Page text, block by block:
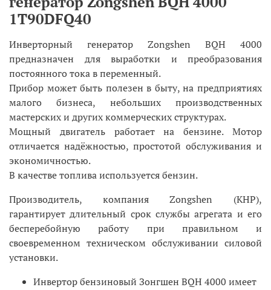
1T90DFQ40
Инверторный генератор Zongshen BQH 4000
предназначен для выработки и преобразования
постоянного тока в переменный.
Прибор может быть полезен в быту, на предприятиях
малого бизнеса, небольших производственных
мастерских и других коммерческих структурах.
Мощный двигатель работает на бензине. Мотор
отличается надёжностью, простотой обслуживания и
экономичностью.
В качестве топлива используется бензин.
Производитель, компания Zongshen (КНР),
гарантирует длительный срок службы агрегата и его
бесперебойную работу при правильном и
своевременном техническом обслуживании силовой
установки.
Инвертор бензиновый Зонгшен BQH 4000 имеет